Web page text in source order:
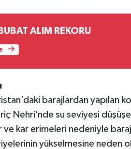
ALIM REKORU
barajlardan yapılan
Nehri’nde su seviyesi
kar erimeleri nedeniyle baraj
yükselmesine neden